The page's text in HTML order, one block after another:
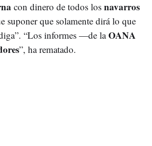
con dinero de todos los navarros
suponer que solamente dirá lo que
“Los informes —de laOANA
”, ha rematado.